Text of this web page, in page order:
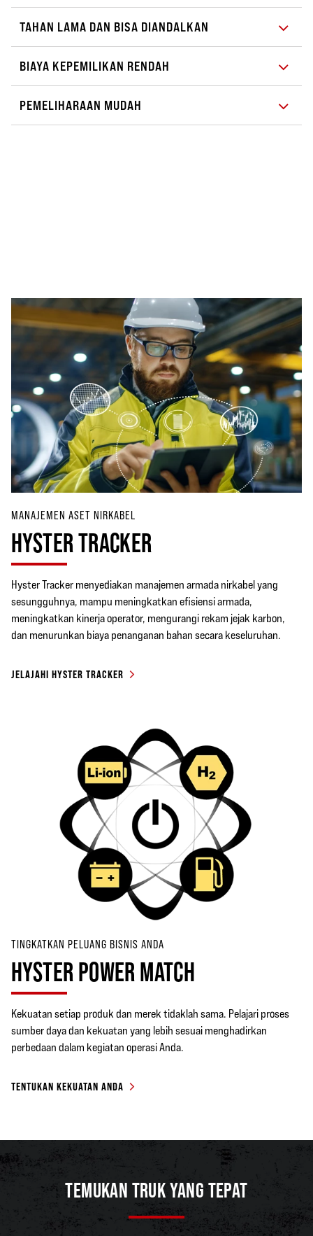
TAHAN LAMA DAN BISA DIANDALKAN
BIAYA KEPEMILIKAN RENDAH
PEMELIHARAAN MUDAH
MANAJEMEN ASET NIRKABEL
HYSTER TRACKER
Hyster Tracker menyediakan manajemen armada nirkabel yang
sesungguhnya, mampu meningkatkan efisiensi armada,
meningkatkan kinerja operator, mengurangi rekam jejak karbon,
dan menurunkan biaya penanganan bahan secara keseluruhan.
JELAJAHI HYSTER TRACKER
TINGKATKAN PELUANG BISNIS ANDA
HYSTER POWER MATCH
Kekuatan setiap produk dan merek tidaklah sama. Pelajari proses
sumber daya dan kekuatan yang lebih sesuai menghadirkan
perbedaan dalam kegiatan operasi Anda.
TENTUKAN KEKUATAN ANDA
TEMUKAN TRUK YANG TEPAT